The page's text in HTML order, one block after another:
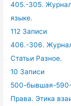
405.-305. Журнал
языке.
112 Записи
406.-306.
Статьи Разное.
10 Записи
500-бывшая-590-
Права. Этика